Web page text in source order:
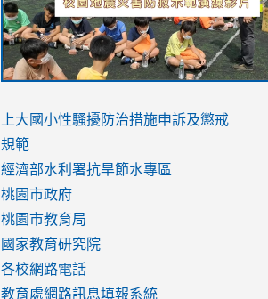
to
https://www.youtube.com/watch?
v=hC_gdZndU9s
to
https://www.youtube.com/watch?
v=hC_gdZndU9s
link
to
https://www.youtube.com/watch?
v=mfpNykQ0g4M
上大國小性騷擾防治措施申訴及懲戒
規範
經濟部水利署抗旱節水專區
桃園市政府
桃園市教育局
國家教育研究院
各校網路電話
教育處網路訊息填報系統